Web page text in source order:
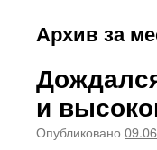
Архив за
и
Опубликовано